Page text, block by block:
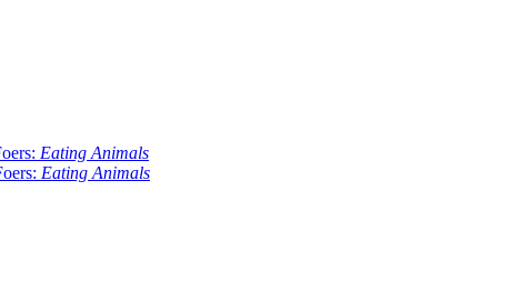
Eating Animals
Eating Animals